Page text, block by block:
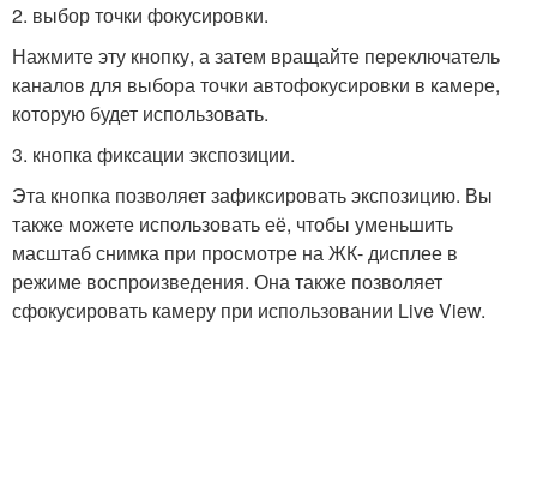
2. выбор точки фокусировки.
Нажмите эту кнопку, а затем вращайте переключатель
каналов для выбора точки автофокусировки в камере,
которую будет использовать.
3. кнопка фиксации экспозиции.
Эта кнопка позволяет зафиксировать экспозицию. Вы
также можете использовать её, чтобы уменьшить
масштаб снимка при просмотре на ЖК- дисплее в
режиме воспроизведения. Она также позволяет
сфокусировать камеру при использовании Live View.